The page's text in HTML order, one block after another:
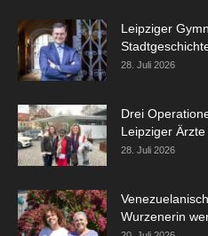
Leipziger
28. Juli 2026
Drei
Leipziger Ärzte
28. Juli 2026
Wurzenerin